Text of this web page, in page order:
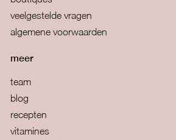
veelgestelde vragen
algemene voorwaarden
meer
team
blog
recepten
vitamines